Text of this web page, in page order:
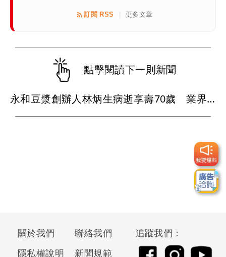
訂閱 RSS 更多文章
點擊閱讀下一則新聞
永和豆漿創辦人林炳生病逝享壽70歲 業界追憶「照亮別人的燈塔」
關於我們
聯絡我們
隱私權說明
新聞規範
追蹤我們：